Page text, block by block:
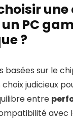
un PC
?
basées sur le
judicieux
entre
avec